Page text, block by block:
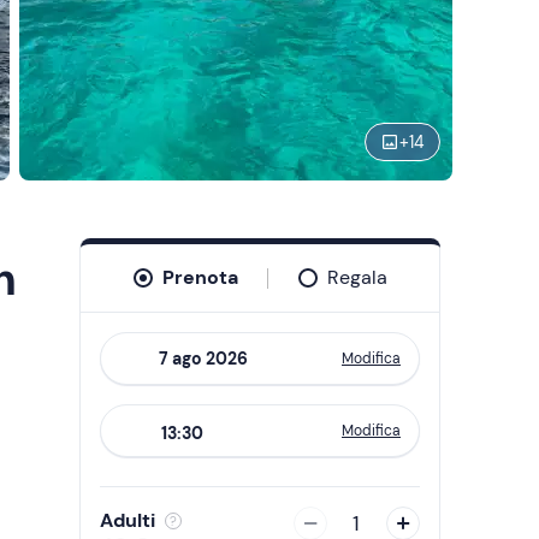
+14
Prenota Regala
forward
to
interact
with
Modifica
13:30 Modifica
Adulti 1